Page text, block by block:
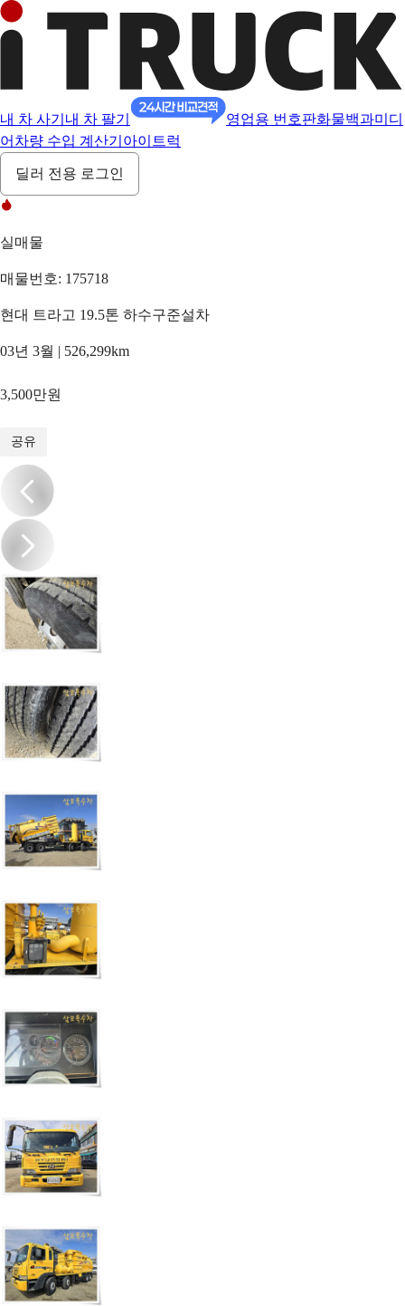
내 차 사기 내 차 팔기 영업용 번호판화물백과미디
어 차량 수입 계산기 아이트럭
딜러 전용 로그인
실매물
매물번호: 175718
현대 트라고 19.5톤 하수구준설차
03년 3월 | 526,299km
3,500만원
공유
/20